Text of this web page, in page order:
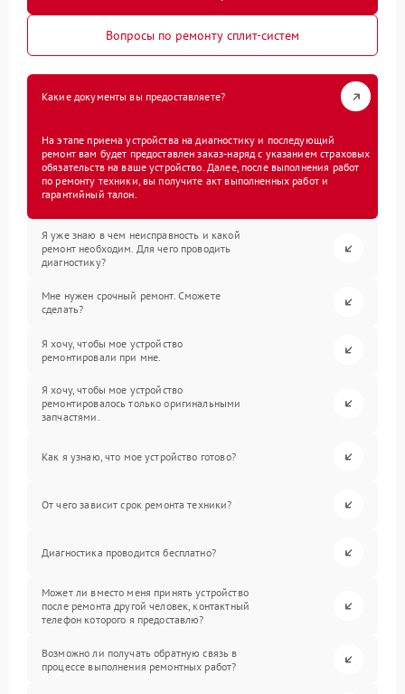
Вопросы по ремонту сплит-систем
Какие документы вы предоставляете?
На этапе приема устройства на диагностику и последующий
ремонт вам будет предоставлен заказ-наряд с указанием страховых
обязательств на ваше устройство. Далее, после выполнения работ
по ремонту техники, вы получите акт выполненных работ и
гарантийный талон.
Я уже знаю в чем неисправность и какой
ремонт необходим. Для чего проводить
диагностику?
Мне нужен срочный ремонт. Сможете
сделать?
Я хочу, чтобы мое устройство
ремонтировали при мне.
Я хочу, чтобы мое устройство
ремонтировалось только оригинальными
запчастями.
Как я узнаю, что мое устройство готово?
От чего зависит срок ремонта техники?
Диагностика проводится бесплатно?
Может ли вместо меня принять устройство
после ремонта другой человек, контактный
телефон которого я предоставлю?
Возможно ли получать обратную связь в
процессе выполнения ремонтных работ?